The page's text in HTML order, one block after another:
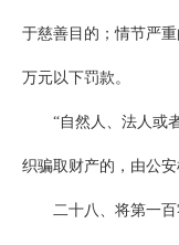
于慈善目的；情节严
万元以下罚款。
“自然人、法人或
织骗取财产的，由公
二十八、将第一